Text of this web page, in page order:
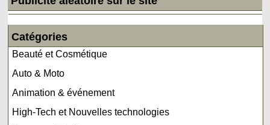
Catégories
Beauté et Cosmétique
Auto & Moto
Animation & événement
High-Tech et Nouvelles technologies